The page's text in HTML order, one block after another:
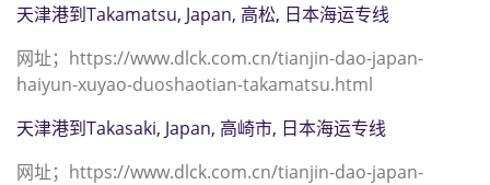
天津港到Takamatsu, Japan, 高松, 日本海运专线
网址；https://www.dlck.com.cn/tianjin-dao-japan-
haiyun-xuyao-duoshaotian-takamatsu.html
天津港到Takasaki, Japan, 高崎市, 日本海运专线
网址；https://www.dlck.com.cn/tianjin-dao-japan-